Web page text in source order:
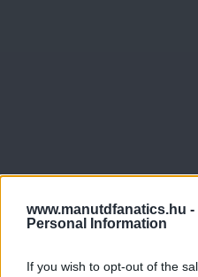
www.manutdfanatics.hu -
Personal Information
If you wish to opt-out of the